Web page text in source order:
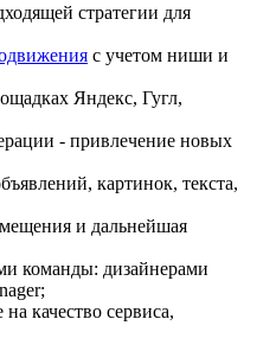
стратегии для
с учетом ниши и
Яндекс, Гугл,
- привлечение новых
картинок, текста,
и дальнейшая
команды: дизайнерами
качество сервиса,